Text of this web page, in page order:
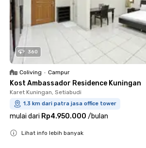
360
Coliving • Campur
Kost Ambassador Residence Kuningan
Karet Kuningan, Setiabudi
1.3 km dari patra jasa office tower
mulai dari Rp4.950.000 /bulan
Lihat info lebih banyak